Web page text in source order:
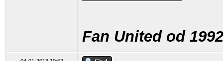
Fan United od